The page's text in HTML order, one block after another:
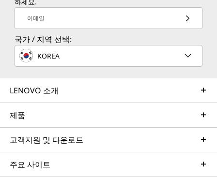
하세요.
이메일
국가 / 지역 선택:
KOREA
LENOVO 소개
제품
고객지원 및 다운로드
주요 사이트